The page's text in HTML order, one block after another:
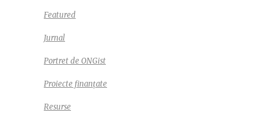
Featured
Jurnal
Portret de ONGist
Proiecte finanțate
Resurse